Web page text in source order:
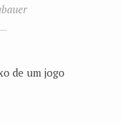
de um jogo